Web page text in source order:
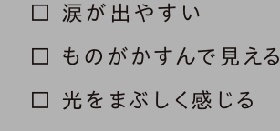
□ 涙が出やすい
□ ものがかすんで見える
□ 光をまぶしく感じる